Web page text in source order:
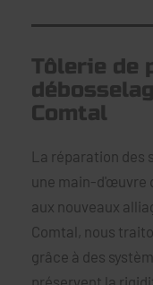
Tôlerie de
Comtal
La réparation
une main-d'œuvre
aux nouveaux
Comtal, nous
grâce à des
préservent la